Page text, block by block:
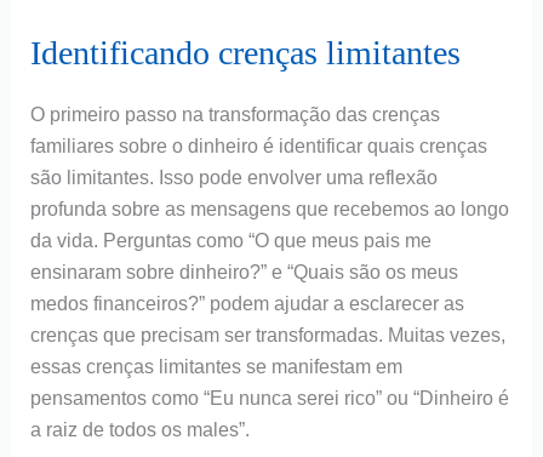
Identificando crenças limitantes
O primeiro passo na transformação das crenças
familiares sobre o dinheiro é identificar quais crenças
são limitantes. Isso pode envolver uma reflexão
profunda sobre as mensagens que recebemos ao longo
da vida. Perguntas como “O que meus pais me
ensinaram sobre dinheiro?” e “Quais são os meus
medos financeiros?” podem ajudar a esclarecer as
crenças que precisam ser transformadas. Muitas vezes,
essas crenças limitantes se manifestam em
pensamentos como “Eu nunca serei rico” ou “Dinheiro é
a raiz de todos os males”.